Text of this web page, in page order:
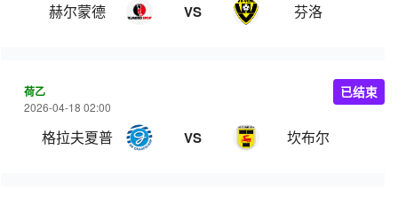
赫尔蒙德 VS 芬洛
荷乙
2026-04-18 02:00
格拉夫夏普 VS 坎布尔
已结束